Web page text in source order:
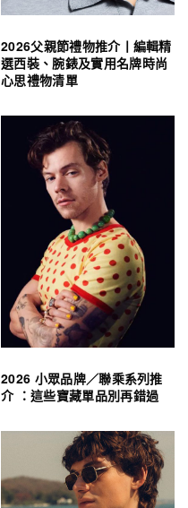
2026父親節禮物推介丨編輯精
選西裝、腕錶及實用名牌時尚
心思禮物清單
2026 小眾品牌／聯乘系列推
介 ：這些寶藏單品別再錯過